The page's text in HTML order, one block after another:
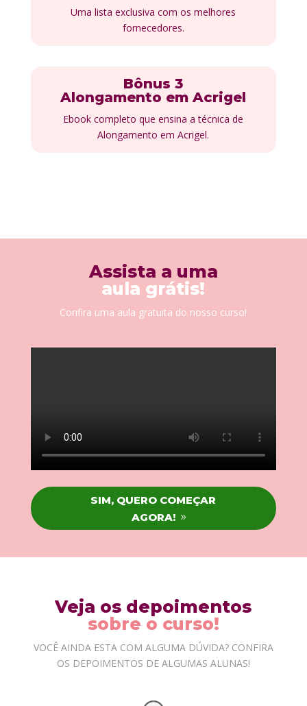
Uma lista exclusiva com os melhores
fornecedores.
Bônus 3
Alongamento em Acrigel​
Ebook completo que ensina a técnica de
Alongamento em Acrigel.
Assista a uma
aula grátis!
Confira uma aula gratuita do nosso curso!
SIM, QUERO COMEÇAR
AGORA!
Veja os depoimentos
sobre o curso!
VOCÊ AINDA ESTA COM ALGUMA DÚVIDA? CONFIRA
OS DEPOIMENTOS DE ALGUMAS ALUNAS!